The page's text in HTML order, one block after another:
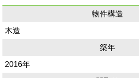
物件構造
木造
築年
2016年